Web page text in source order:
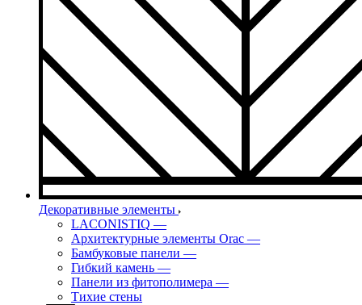
Декоративные элементы
LACONISTIQ —
Архитектурные элементы Orac —
Бамбуковые панели —
Гибкий камень —
Панели из фитополимера —
Тихие стены